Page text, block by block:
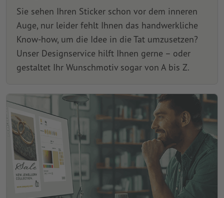
Sie sehen Ihren Sticker schon vor dem inneren
Auge, nur leider fehlt Ihnen das handwerkliche
Know-how, um die Idee in die Tat umzusetzen?
Unser Designservice hilft Ihnen gerne – oder
gestaltet Ihr Wunschmotiv sogar von A bis Z.